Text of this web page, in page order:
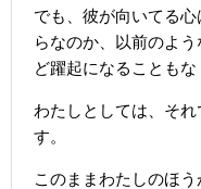
でも、彼が向いてる
らなのか、以前のよ
ど躍起になることも
わたしとしては、そ
す。
このままわたしのほ